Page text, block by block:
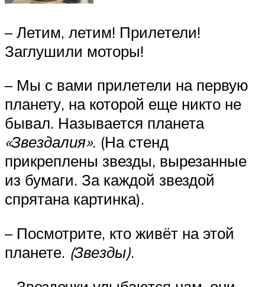
– Летим, летим! Прилетели!
Заглушили моторы!
– Мы с вами прилетели на первую
планету, на которой еще никто не
бывал. Называется планета
«Звездалия». (На стенд
прикреплены звезды, вырезанные
из бумаги. За каждой звездой
спрятана картинка).
– Посмотрите, кто живёт на этой
планете. (Звезды).